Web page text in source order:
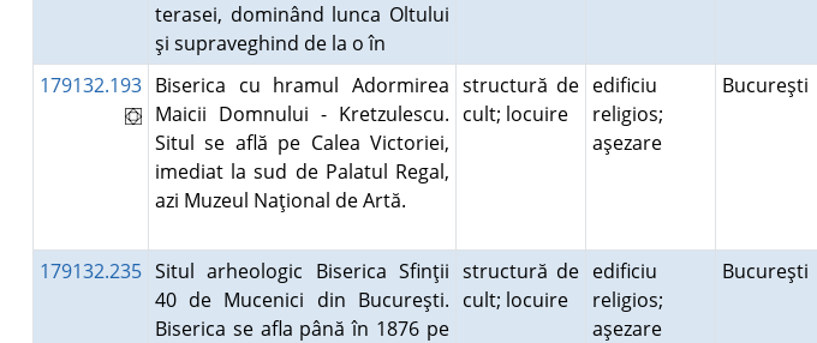
terasei, dominând lunca Oltului
şi supraveghind de la o în
179132.193 Biserica cu hramul Adormirea
Maicii Domnului - Kretzulescu.
Situl se află pe Calea Victoriei,
imediat la sud de Palatul Regal,
azi Muzeul Naţional de Artă.
structură de
cult; locuire
edificiu
religios;
aşezare
Bucureşti
179132.235 Situl arheologic Biserica Sfinţii
40 de Mucenici din Bucureşti.
Biserica se afla până în 1876 pe
structură de
cult; locuire
edificiu
religios;
aşezare
Bucureşti